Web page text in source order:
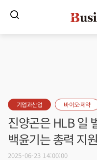
기업과산업 바이오·제약
진양곤은 HLB 일
백윤기는 총력 지
2025-06-23 14:00:00